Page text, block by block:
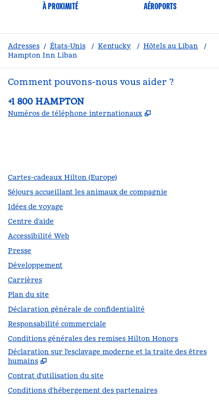
À PROXIMITÉ AÉROPORTS
Adresses / États-Unis / Kentucky / Hôtels au Liban
/
Hampton Inn Liban
Comment pouvons-nous vous aider ?
Téléphone :
+1 800 HAMPTON
Numéros de téléphone internationaux ,
Cartes-cadeaux Hilton (Europe)
Séjours accueillant les animaux de compagnie
Idées de voyage
Centre d’aide
Accessibilité Web
Presse
Développement
Carrières
Plan du site
Déclaration générale de confidentialité
Responsabilité commerciale
Conditions générales des remises Hilton Honors
Déclaration sur l'esclavage moderne et la traite des êtres
humains
Contrat d'utilisation du site
Conditions d’hébergement des partenaires